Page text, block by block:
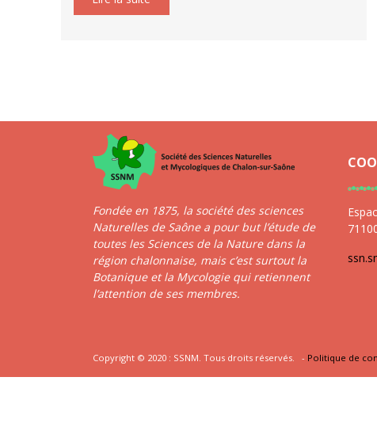
Fondée en 1875, la société des sciences
Naturelles de Saône a pour but l’étude de
toutes les Sciences de la Nature dans la
région chalonnaise, mais c’est surtout la
Botanique et la Mycologie qui retiennent
l’attention de ses membres.
Copyright © 2020 : SSNM. Tous droits réservés. - Politique de